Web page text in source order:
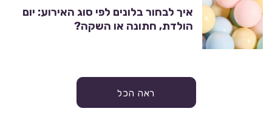
איך לבחור בלונים לפי סוג האירוע: יום
הולדת, חתונה או השקה?
ראה הכל